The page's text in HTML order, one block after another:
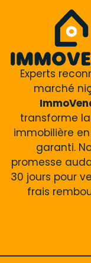
Experts
marché
transforme
immobilière
garanti.
promesse
30 jours pour
frais